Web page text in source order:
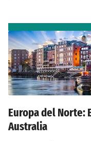
Europa del Norte:
Australia